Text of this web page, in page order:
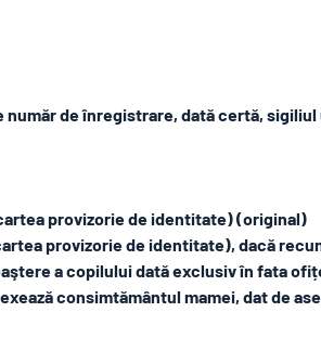
de înregistrare, dată certă,
provizorie de identitate) (original)
provizorie de identitate), dacă
a copilului dată exclusiv în fata
consimtământul mamei, dat de